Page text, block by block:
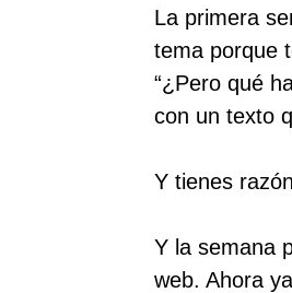
La primera
tema porque
“¿Pero qué
con un texto
Y tienes
Y la semana
web. Ahora